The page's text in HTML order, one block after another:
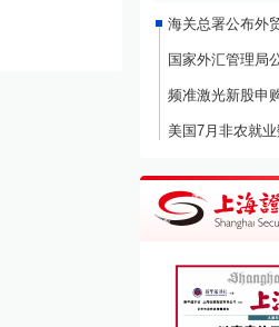
海关总署公布外
国家外汇管理局
频准激光新股申购
美国7月非农就业